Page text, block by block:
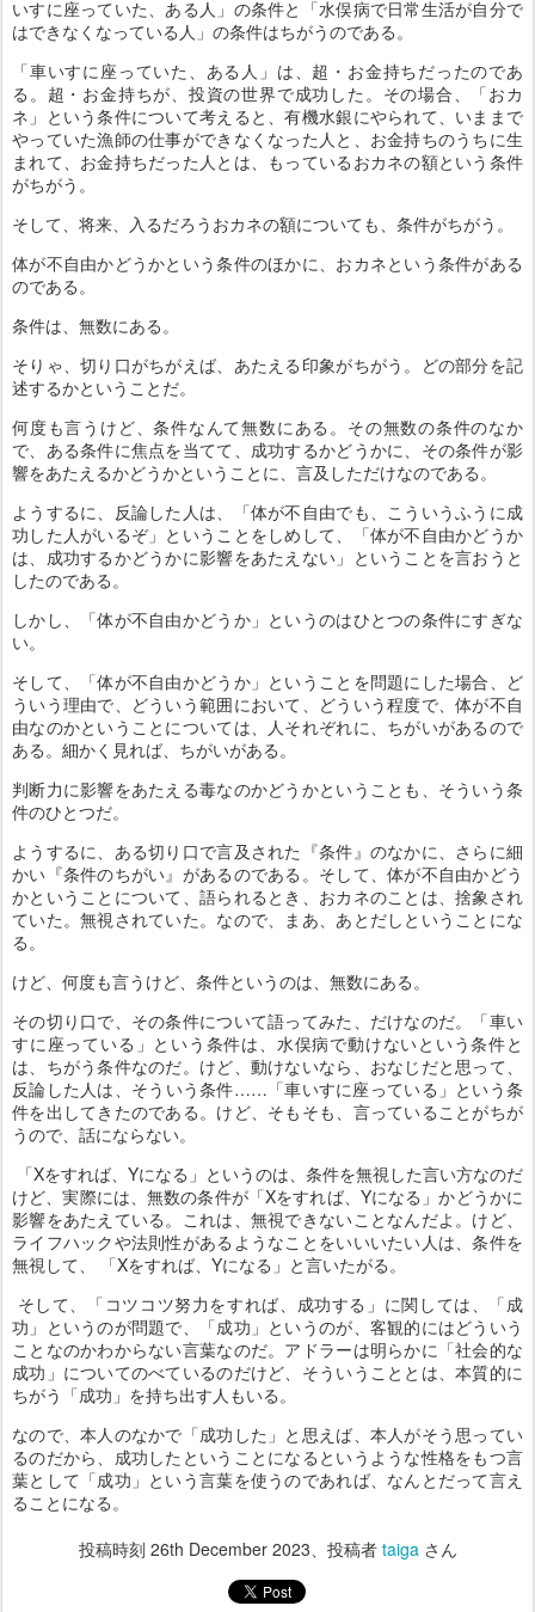
いすに座っていた、ある人」の条件と「水俣病で日常生活が自分で
はできなくなっている人」の条件はちがうのである。
「車いすに座っていた、ある人」は、超・お金持ちだったのであ
る。超・お金持ちが、投資の世界で成功した。その場合、「おカ
ネ」という条件について考えると、有機水銀にやられて、いままで
やっていた漁師の仕事ができなくなった人と、お金持ちのうちに生
まれて、お金持ちだった人とは、もっているおカネの額という条件
がちがう。
そして、将来、入るだろうおカネの額についても、条件がちがう。
体が不自由かどうかという条件のほかに、おカネという条件がある
のである。
条件は、無数にある。
そりゃ、切り口がちがえば、あたえる印象がちがう。どの部分を記
述するかということだ。
何度も言うけど、条件なんて無数にある。その無数の条件のなか
で、ある条件に焦点を当てて、成功するかどうかに、その条件が影
響をあたえるかどうかということに、言及しただけなのである。
ようするに、反論した人は、「体が不自由でも、こういうふうに成
功した人がいるぞ」ということをしめして、「体が不自由かどうか
は、成功するかどうかに影響をあたえない」ということを言おうと
したのである。
しかし、「体が不自由かどうか」というのはひとつの条件にすぎな
い。
そして、「体が不自由かどうか」ということを問題にした場合、ど
ういう理由で、どういう範囲において、どういう程度で、体が不自
由なのかということについては、人それぞれに、ちがいがあるので
ある。細かく見れば、ちがいがある。
判断力に影響をあたえる毒なのかどうかということも、そういう条
件のひとつだ。
ようするに、ある切り口で言及された『条件』のなかに、さらに細
かい『条件のちがい』があるのである。そして、体が不自由かどう
かということについて、語られるとき、おカネのことは、捨象され
ていた。無視されていた。なので、まあ、あとだしということにな
る。
けど、何度も言うけど、条件というのは、無数にある。
その切り口で、その条件について語ってみた、だけなのだ。「車い
すに座っている」という条件は、水俣病で動けないという条件と
は、ちがう条件なのだ。けど、動けないなら、おなじだと思って、
反論した人は、そういう条件……「車いすに座っている」という条
件を出してきたのである。けど、そもそも、言っていることがちが
うので、話にならない。
「Xをすれば、Yになる」というのは、条件を無視した言い方なのだ
けど、実際には、無数の条件が「Xをすれば、Yになる」かどうかに
影響をあたえている。これは、無視できないことなんだよ。けど、
ライフハックや法則性があるようなことをいいいたい人は、条件を
無視して、 「Xをすれば、Yになる」と言いたがる。
そして、「コツコツ努力をすれば、成功する」に関しては、「成
功」というのが問題で、「成功」というのが、客観的にはどういう
ことなのかわからない言葉なのだ。アドラーは明らかに「社会的な
成功」についてのべているのだけど、そういうこととは、本質的に
ちがう「成功」を持ち出す人もいる。
なので、本人のなかで「成功した」と思えば、本人がそう思ってい
るのだから、成功したということになるというような性格をもつ言
葉として「成功」という言葉を使うのであれば、なんとだって言え
ることになる。
投稿時刻 26th December 2023、投稿者 taigaさん